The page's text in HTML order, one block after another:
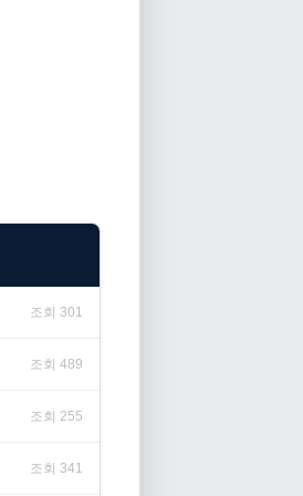
조회 301
조회 489
조회 255
조회 341